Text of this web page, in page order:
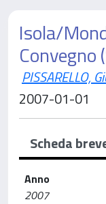
Isola/
PISSARELLO,
2007-01-01
Scheda
Anno
2007